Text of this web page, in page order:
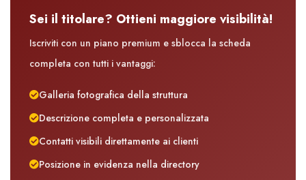
Sei il titolare? Ottieni maggiore visibilità!
Iscriviti con un piano premium e sblocca la scheda
completa con tutti i vantaggi:
Galleria fotografica della struttura
Descrizione completa e personalizzata
Contatti visibili direttamente ai clienti
Posizione in evidenza nella directory